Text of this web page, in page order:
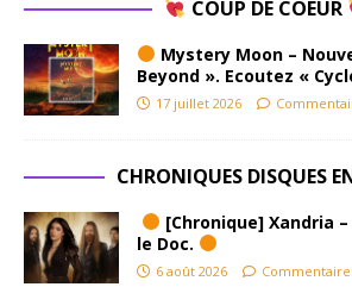
COUP DE COEUR
Mystery Moon –
Beyond ». Ecoutez «
17 juillet 2026
CHRONIQUES DISQUES
[Chronique] Xandria
le Doc.
6 août 2026